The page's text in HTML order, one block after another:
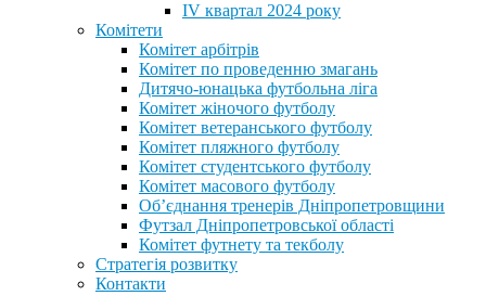
IV квартал 2024 року
Комітети
Комітет арбітрів
Комітет по проведенню змагань
Дитячо-юнацька футбольна ліга
Комітет жіночого футболу
Комітет ветеранського футболу
Комітет пляжного футболу
Комітет студентського футболу
Комітет масового футболу
Обʼєднання тренерів Дніпропетровщини
Футзал Дніпропетровської області
Комітет футнету та текболу
Стратегія розвитку
Контакти